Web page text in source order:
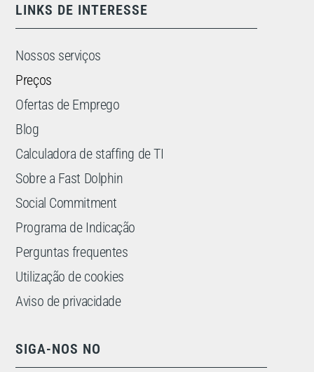
LINKS DE INTERESSE
Nossos serviços
Preços
Ofertas de Emprego
Blog
Calculadora de staffing de TI
Sobre a Fast Dolphin
Social Commitment
Programa de Indicação
Perguntas frequentes
Utilização de cookies
Aviso de privacidade
SIGA-NOS NO